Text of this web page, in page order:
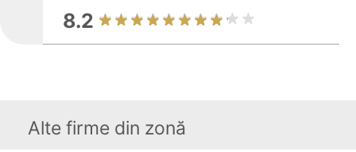
8.2
Alte firme din zonă